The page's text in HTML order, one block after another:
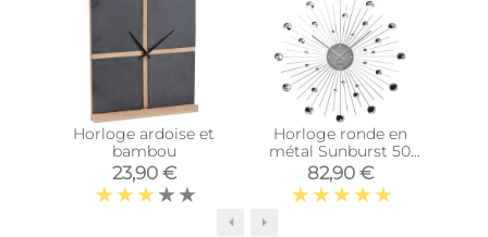
Horloge ardoise et
bambou
23,90 €
Horloge ronde en
métal Sunburst 50
cm (Chrome)
82,90 €